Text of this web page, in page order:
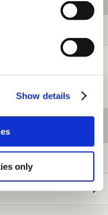
Show details
only